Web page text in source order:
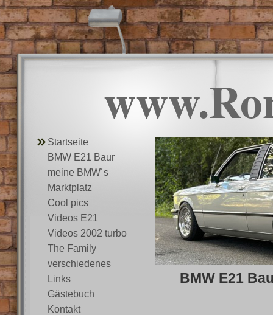
Startseite
BMW E21 Baur
meine BMW´s
Marktplatz
Cool pics
Videos E21
Videos 2002 turbo
The Family
verschiedenes
Links
Gästebuch
Kontakt
BMW E21